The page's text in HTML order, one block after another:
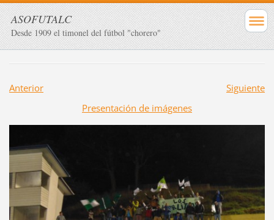
ASOFUTALC
Desde 1909 el timonel del fútbol "chorero"
Anterior
Siguiente
Presentación de imágenes